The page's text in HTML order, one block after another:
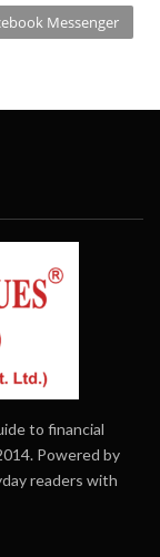
Messenger
to financial
Powered by
readers with